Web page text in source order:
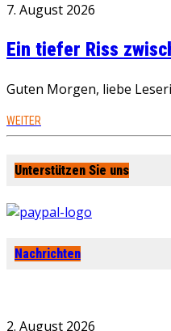
7. August 2026
Ein tiefer Riss
Guten Morgen, liebe
WEITER
Unterstützen Sie uns
Nachrichten
2. August 2026